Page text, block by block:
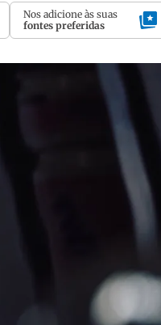
Nos adicione às suas
fontes preferidas